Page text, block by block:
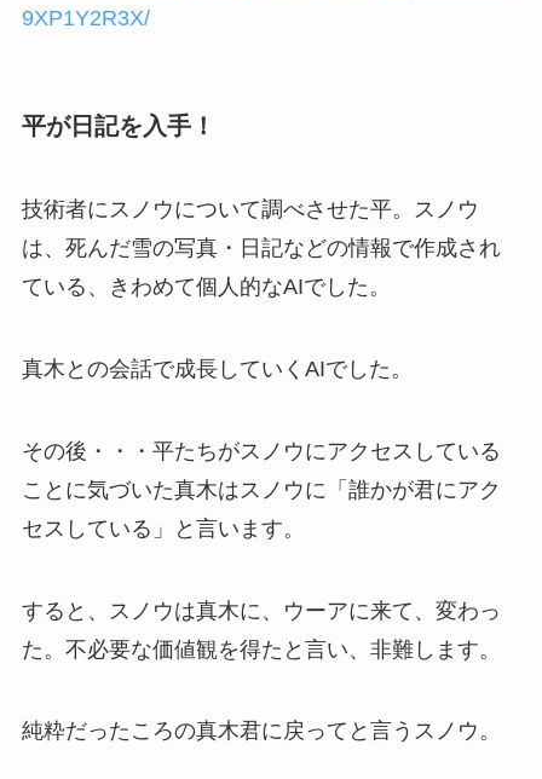
9XP1Y2R3X/
平が日記を入手！
技術者にスノウについて調べさせた平。スノウ
は、死んだ雪の写真・日記などの情報で作成され
ている、きわめて個人的なAIでした。
真木との会話で成長していくAIでした。
その後・・・平たちがスノウにアクセスしている
ことに気づいた真木はスノウに「誰かが君にアク
セスしている」と言います。
すると、スノウは真木に、ウーアに来て、変わっ
た。不必要な価値観を得たと言い、非難します。
純粋だったころの真木君に戻ってと言うスノウ。